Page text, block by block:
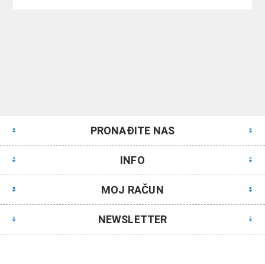
PRONAĐITE NAS
INFO
MOJ RAČUN
NEWSLETTER